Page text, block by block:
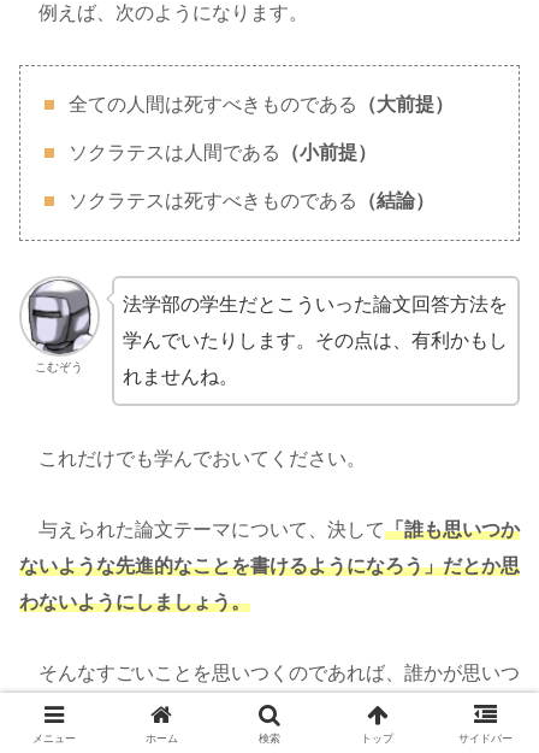
例えば、次のようになります。
全ての人間は死すべきものである （大前提）
ソクラテスは人間である （小前提）
ソクラテスは死すべきものである （結論）
こむぞう
法学部の学生だとこういった論文回答方法を
学んでいたりします。その点は、有利かもし
れませんね。
これだけでも学んでおいてください。
与えられた論文テーマについて、決して「誰も思いつか
ないような先進的なことを書けるようになろう」だとか思
わないようにしましょう。
そんなすごいことを思いつくのであれば、誰かが思いつ
いて既にもっといい世の中になっています。
メニュー ホーム 検索 トップ サイドバー